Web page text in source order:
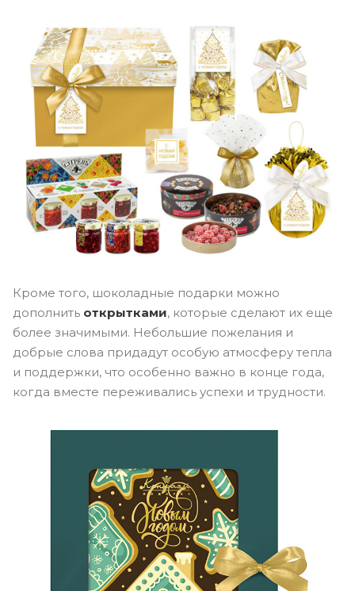
Кроме того, шоколадные подарки можно
дополнить открытками, которые сделают их еще
более значимыми. Небольшие пожелания и
добрые слова придадут особую атмосферу тепла
и поддержки, что особенно важно в конце года,
когда вместе переживались успехи и трудности.